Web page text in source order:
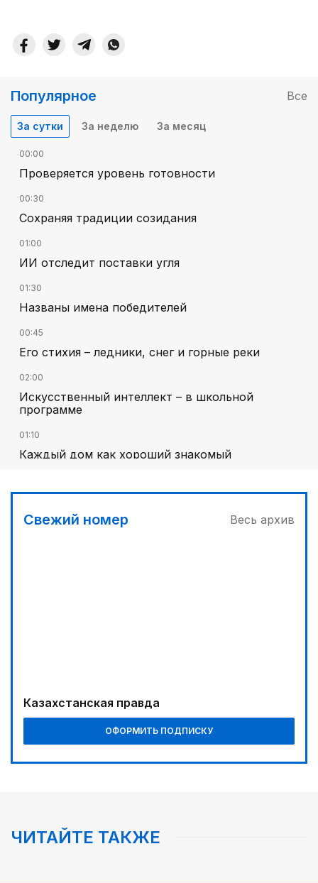
Популярное Все
За сутки За неделю За месяц
00:00
Проверяется уровень готовности
00:30
Сохраняя традиции созидания
01:00
ИИ отследит поставки угля
01:30
Названы имена победителей
00:45
Его стихия – ледники, снег и горные реки
02:00
Искусственный интеллект – в школьной
программе
01:10
Каждый дом как хороший знакомый
Национальный поэт мирового масштаба
02:30
Свежий номер Весь архив
Казахстанская правда
ОФОРМИТЬ ПОДПИСКУ
ЧИТАЙТЕ ТАКЖЕ